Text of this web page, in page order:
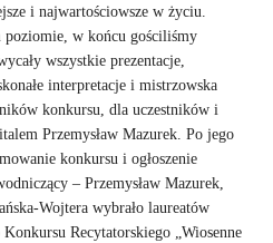
i najwartościowsze w życiu.
poziomie, w końcu gościliśmy
wszystkie prezentacje,
interpretacje i mistrzowska
konkursu, dla uczestników i
Przemysław Mazurek. Po jego
konkursu i ogłoszenie
– Przemysław Mazurek,
Wojtera wybrało laureatów
Recytatorskiego „Wiosenne